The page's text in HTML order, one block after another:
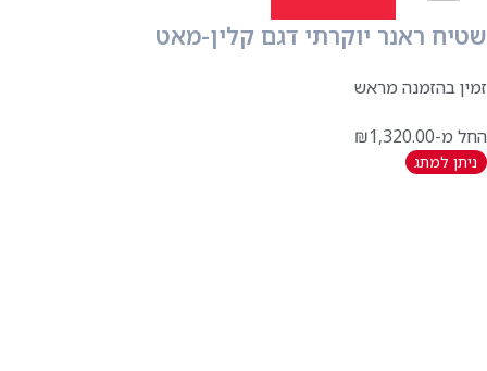
שטיח ראנר יוקרתי דגם קלין-מאט
זמין בהזמנה מראש
החל מ- ₪1,320.00
ניתן למתג